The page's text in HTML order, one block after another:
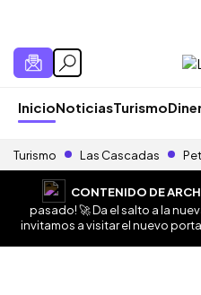
InicioNoticiasTurismo
Turismo Las Cascadas
CONTENIDO DE
pasado! 🚀 Da el salto a la
invitamos a visitar el nuevo